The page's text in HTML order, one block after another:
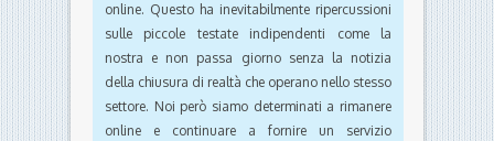
online. Questo ha inevitabilmente ripercussioni
sulle piccole testate indipendenti come la
nostra e non passa giorno senza la notizia
della chiusura di realtà che operano nello stesso
settore. Noi però siamo determinati a rimanere
online e continuare a fornire un servizio